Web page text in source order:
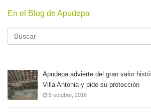
En el Blog de Apudepa
Apudepa advierte del gran valor
Villa Antonia y pide su protección
5 octubre, 2016